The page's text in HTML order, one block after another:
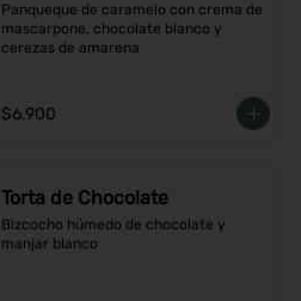
Panqueque de caramelo con crema de
mascarpone, chocolate blanco y
cerezas de amarena
$6.900
Torta de Chocolate
Bizcocho húmedo de chocolate y
manjar blanco